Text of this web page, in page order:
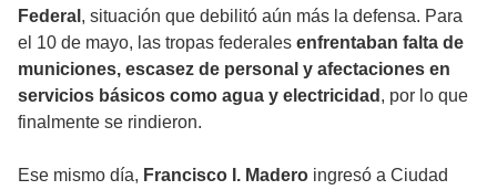
Federal , situación que debilitó aún más la defensa. Para
el 10 de mayo, las tropas federales enfrentaban falta de
municiones, escasez de personal y afectaciones en
servicios básicos como agua y electricidad , por lo que
finalmente se rindieron.
Ese mismo día, Francisco I. Madero ingresó a Ciudad